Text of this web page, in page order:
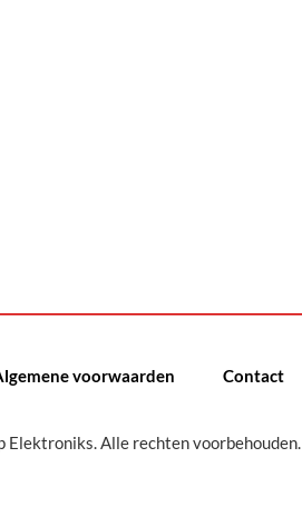
voorwaarden Contact
Elektroniks. Alle rechten voorbehouden.